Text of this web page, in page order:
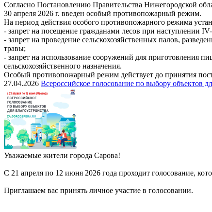
Согласно Постановлению Правительства Нижегородской
30 апреля 2026 г. введен особый противопожарный режим.
На период действия особого противопожарного режима
- запрет на посещение гражданами лесов при наступлении
- запрет на проведение сельскохозяйственных палов,
травы;
- запрет на использование сооружений для приготовления
сельскохозяйственного назначения.
Особый противопожарный режим действует до принятия
27.04.2026 Всероссийское голосование по выбору объектов
Уважаемые жители города Сарова!
С 21 апреля по 12 июня 2026 года проходит голосование,
Приглашаем вас принять личное участие в голосовании.